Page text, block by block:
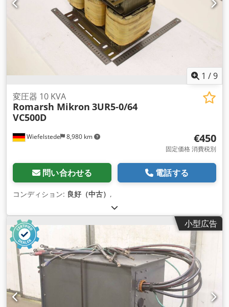
1 /9
Wiefelstede 8,980 km
変圧器 10 KVA
Romarsh Mikron 3UR5-0/64
VC500D
€450
固定価格 消費税別
問い合わせる 電話する
コンディション: 良好（中古） ,
小型広告